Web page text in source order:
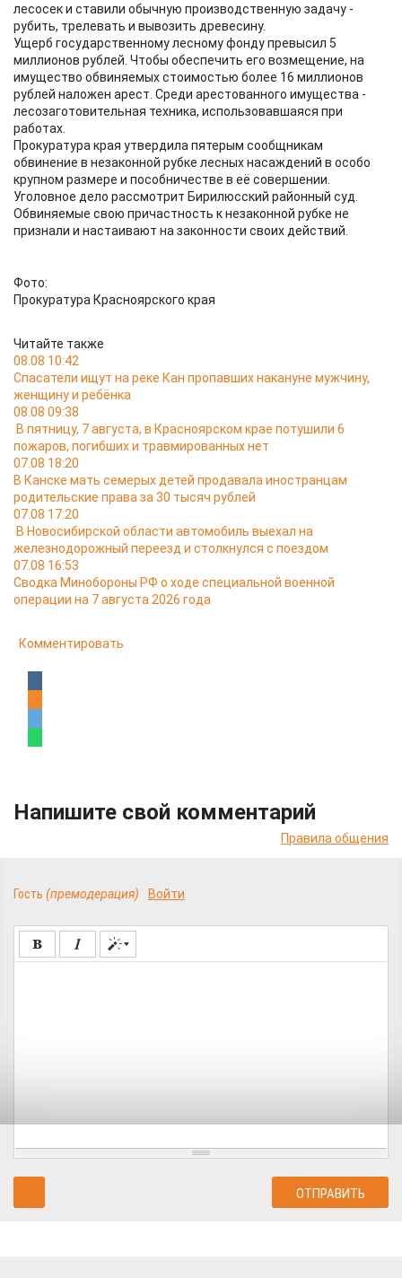
лесосек и ставили обычную производственную задачу -
рубить, трелевать и вывозить древесину.
Ущерб государственному лесному фонду превысил 5
миллионов рублей. Чтобы обеспечить его возмещение, на
имущество обвиняемых стоимостью более 16 миллионов
рублей наложен арест. Среди арестованного имущества -
лесозаготовительная техника, использовавшаяся при
работах.
Прокуратура края утвердила пятерым сообщникам
обвинение в незаконной рубке лесных насаждений в особо
крупном размере и пособничестве в её совершении.
Уголовное дело рассмотрит Бирилюсский районный суд.
Обвиняемые свою причастность к незаконной рубке не
признали и настаивают на законности своих действий.
Фото:
Прокуратура Красноярского края
Читайте также
08.08 10:42
Спасатели ищут на реке Кан пропавших накануне мужчину,
женщину и ребёнка
08.08 09:38
В пятницу, 7 августа, в Красноярском крае потушили 6
пожаров, погибших и травмированных нет
07.08 18:20
В Канске мать семерых детей продавала иностранцам
родительские права за 30 тысяч рублей
07.08 17:20
В Новосибирской области автомобиль выехал на
железнодорожный переезд и столкнулся с поездом
07.08 16:53
Сводка Минобороны РФ о ходе специальной военной
операции на 7 августа 2026 года
Комментировать
Напишите свой комментарий
Правила общения
Гость (премодерация) Войти